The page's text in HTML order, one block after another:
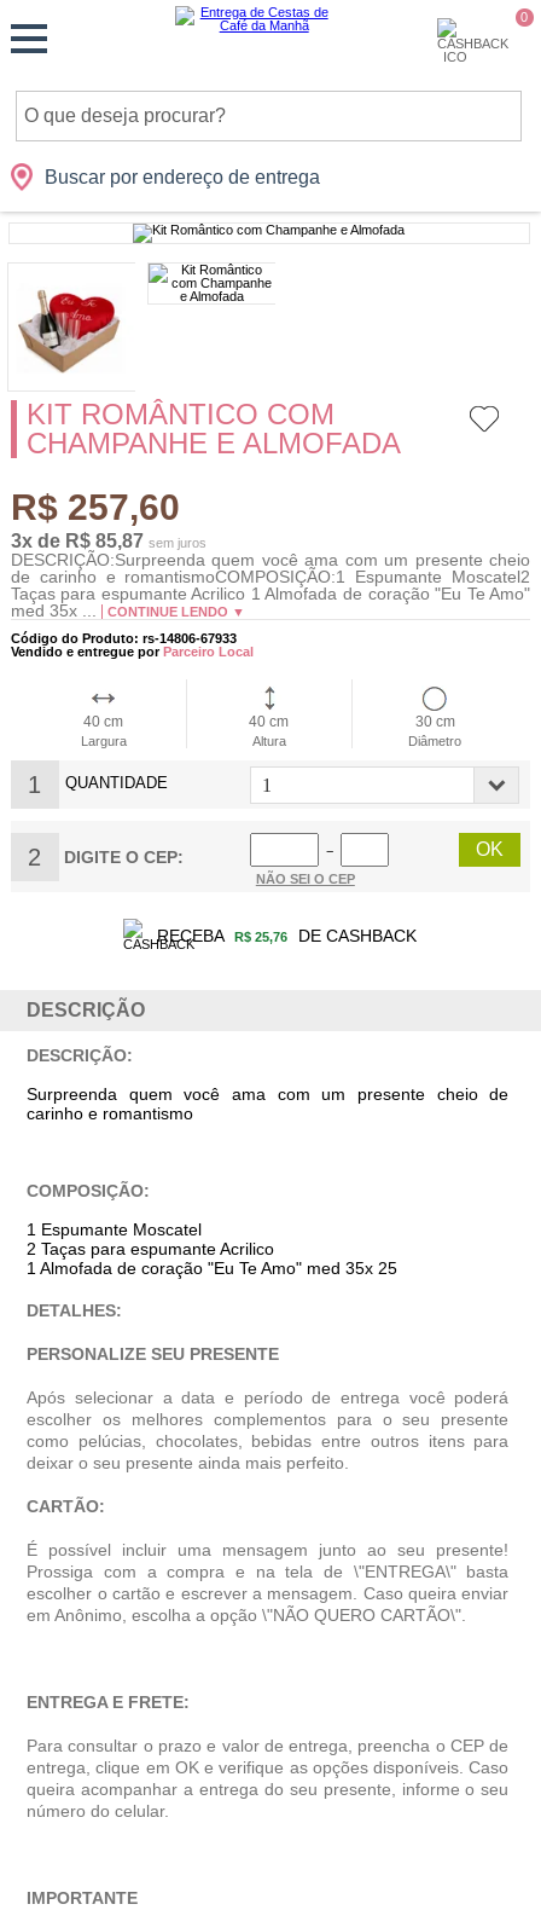
0
Buscar por endereço de entrega
Cidades Presentes Datas Shopping
Monte
sua
Cesta
KIT ROMÂNTICO COM
CHAMPANHE E ALMOFADA
R$ 257,60
3x de R$ 85,87 sem juros
DESCRIÇÃO:Surpreenda quem você ama com um presente cheio
de carinho e romantismoCOMPOSIÇÃO:1 Espumante Moscatel2
Taças para espumante Acrilico 1 Almofada de coração "Eu Te Amo"
med 35x ...
CONTINUE LENDO ▼
Código do Produto: rs-14806-67933
Vendido e entregue porParceiro Local
40 cm
Largura
40 cm
Altura
30 cm
Diâmetro
1 QUANTIDADE
2 DIGITE O CEP:
−
NÃO SEI O CEP
RECEBA R$ 25,76 DE CASHBACK
DESCRIÇÃO
DESCRIÇÃO:
Surpreenda quem você ama com um presente cheio de
carinho e romantismo
COMPOSIÇÃO:
1 Espumante Moscatel
2 Taças para espumante Acrilico
1 Almofada de coração "Eu Te Amo" med 35x 25
DETALHES:
PERSONALIZE SEU PRESENTE
Após selecionar a data e período de entrega você poder
escolher os melhores complementos para o seu presente
como pelúcias, chocolates, bebidas entre outros itens para
deixar o seu presente ainda mais perfeito.
CARTÃO:
É possível incluir uma mensagem junto ao seu presente!
Prossiga com a compra e na tela de \"ENTREGA\" basta
escolher o cartão e escrever a mensagem. Caso queira enviar
em Anônimo, escolha a opção \"NÃO QUERO CARTÃO\".
ENTREGA E FRETE:
Para consultar o prazo e valor de entrega, preencha o CEP de
entrega, clique em OK e verifique as opções disponíveis. Caso
queira acompanhar a entrega do seu presente, informe o seu
número do celular.
IMPORTANTE